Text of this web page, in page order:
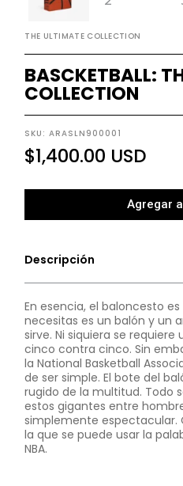
THE ULTIMATE COLLECTION
BASCKETBALL:
COLLECTION
SKU: ARASLN900001
$1,400.00 USD
Agregar
Descripción
En esencia, el baloncesto
necesitas es un balón y un
sirve. Ni siquiera se
cinco contra cinco. Sin
la National Basketball
de ser simple. El bote del
rugido de la multitud. Todo
estos gigantes entre
simplemente espectacular.
la que se puede usar la
NBA.